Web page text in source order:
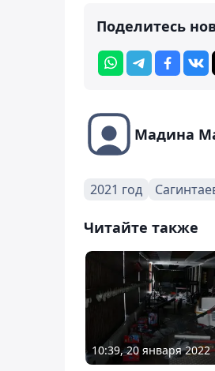
Поделитесь
Мадина
2021 год
Читайте также
10:39, 20 января 2022